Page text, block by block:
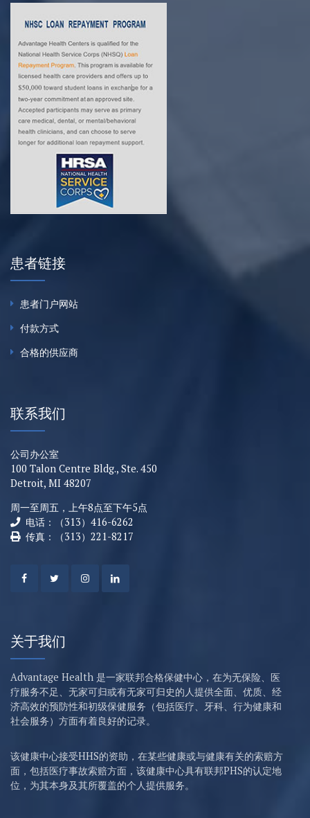
患者链接
患者门户网站
付款方式
合格的供应商
联系我们
公司办公室
100 Talon Centre Bldg., Ste. 450
Detroit, MI 48207
周一至周五，上午8点至下午5点
电话：（313）416-6262
传真：（313）221-8217
关于我们
Advantage Health 是一家联邦合格保健中心，在为无保险、医
疗服务不足、无家可归或有无家可归史的人提供全面、优质、经
济高效的预防性和初级保健服务（包括医疗、牙科、行为健康和
社会服务）方面有着良好的记录。
该健康中心接受HHS的资助，在某些健康或与健康有关的索赔方
面，包括医疗事故索赔方面，该健康中心具有联邦PHS的认定地
位，为其本身及其所覆盖的个人提供服务。